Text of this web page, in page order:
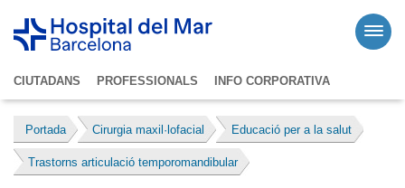
CIUTADANS PROFESSIONALS INFO CORPORATIVA
Portada Cirurgia maxil·lofacial Educació per a la salut
Trastorns articulació temporomandibular